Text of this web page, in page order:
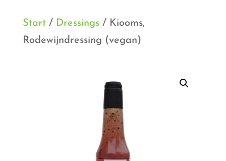
Start/ Dressings/ Kiooms,
Rodewijndressing (vegan)